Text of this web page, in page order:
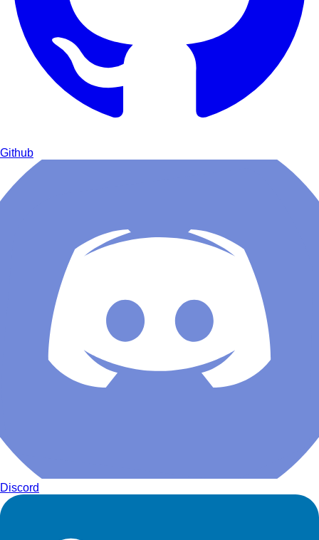
Github
Discord